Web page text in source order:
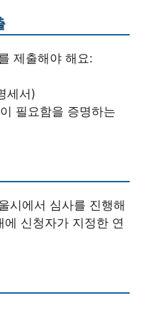
제출해야 해요:
세서)
필요함을 증명하는
시에서 심사를 진행해
신청자가 지정한 연